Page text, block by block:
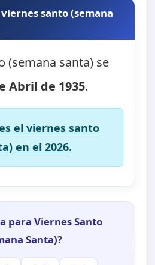
santo (semana
(semana santa) se
Abril de 1935.
el viernes santo
en el 2026.
para Viernes Santo
Santa)?